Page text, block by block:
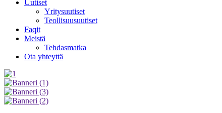
Uutiset
Yritysuutiset
Teollisuusuutiset
Faqit
Meistä
Tehdasmatka
Ota yhteyttä